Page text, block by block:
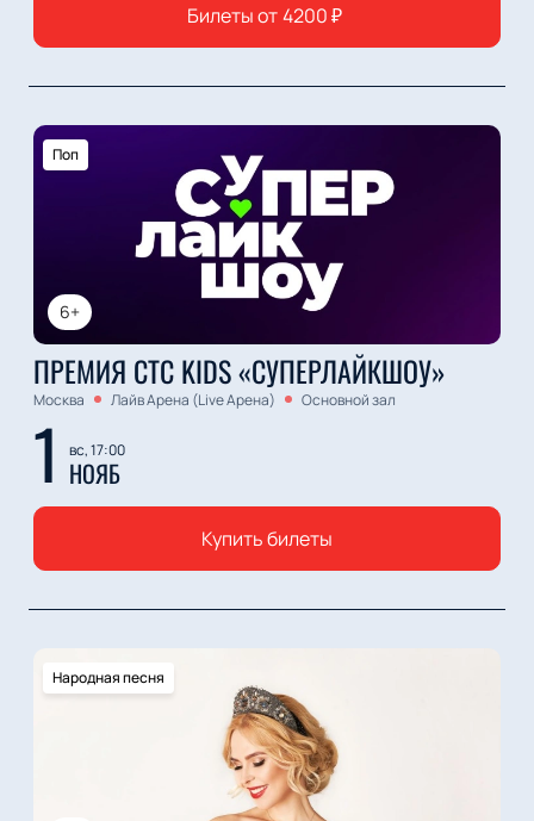
Билеты от4200₽
6+
Поп
ПРЕМИЯ СТС KIDS «СУПЕРЛАЙКШОУ»
Москва Лайв Арена (Live Арена) Основной зал
1 вс, 17:00
НОЯБ
Купить билеты
Народная песня